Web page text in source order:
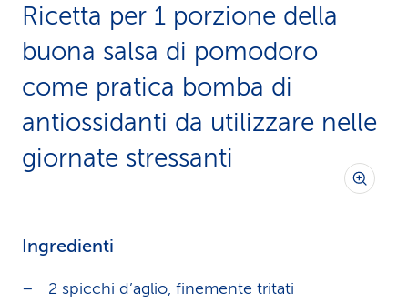
Ricetta per 1 porzione della
buona salsa di pomodoro
come pratica bomba di
antiossidanti da utilizzare nelle
giornate stressanti
Ingredienti
2 spicchi d’aglio, finemente tritati